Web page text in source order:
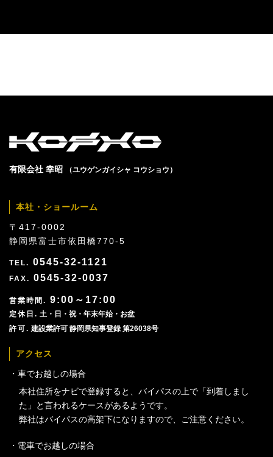
有限会社 幸昭 （ユウゲンガイシャ コウショウ）
本社・ショールーム
〒417-0002
静岡県富士市依田橋770-5
0545-32-1121
0545-32-0037
9:00～17:00
土・日・祝・年末年始・お盆
建設業許可 静岡県知事登録 第26038号
アクセス
車でお越しの場合
本社住所をナビで登録すると、バイパスの上で「到着しまし
た」と言われるケースがあるようです。
弊社はバイパスの高架下になりますので、ご注意ください。
電車でお越しの場合